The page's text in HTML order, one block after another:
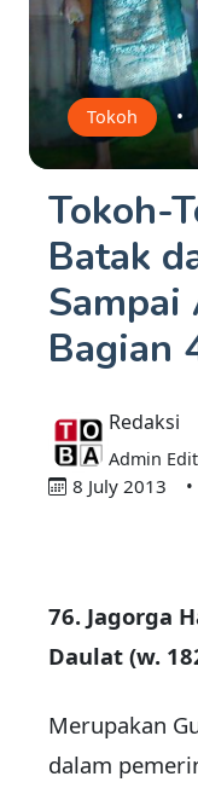
Tokoh •
Tokoh-
Batak
Sampai
Bagian
Redaksi
Admin
8 July 2013 •
76. Jagorga
Daulat (w.
Merupakan
dalam